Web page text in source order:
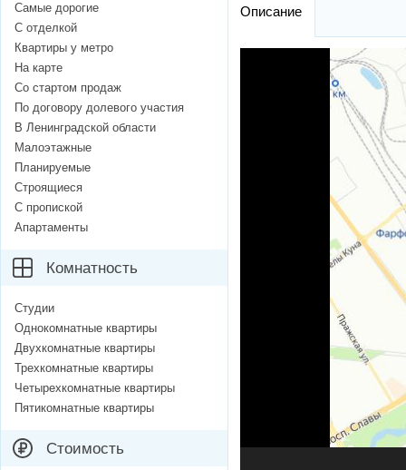
Описание
Самые дорогие
С отделкой
Квартиры у метро
На карте
Со стартом продаж
По договору долевого участия
В Ленинградской области
Малоэтажные
Планируемые
Строящиеся
С пропиской
Апартаменты
Комнатность
Студии
Однокомнатные квартиры
Двухкомнатные квартиры
Трехкомнатные квартиры
Четырехкомнатные квартиры
Пятикомнатные квартиры
Стоимость